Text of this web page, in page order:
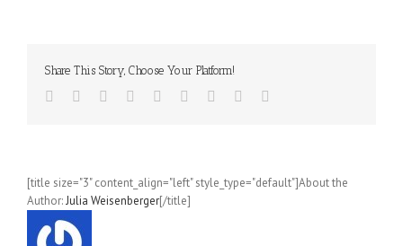
Share This Story, Choose Your Platform!
[title size="3" content_align="left" style_type="default"]About the
Author:Julia Weisenberger[/title]